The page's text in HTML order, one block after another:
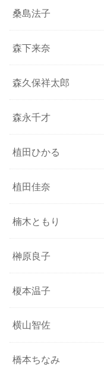
桑島法子
森下来奈
森久保祥太郎
森永千才
植田ひかる
植田佳奈
楠木ともり
榊原良子
榎本温子
横山智佐
橋本ちなみ